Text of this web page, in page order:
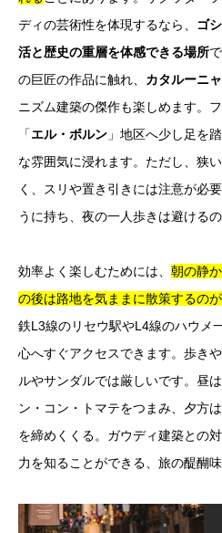
ディの芸術性を体現するなら、
ゴ
活と歴史の重層を体感できる場所
の巨匠の作品に触れ、 カタルーニ
ニズム建築の傑作も楽しめます。
「エル・ボルン 」地区へ少し足を
な雰囲気に浸れます。ただし、狭
く、スリや置き引きには注意が必
うに持ち、夜の一人歩きは避けるの
効率よく楽しむためには、 朝の静
の後は路地を気ままに散策するの
鉄L3線のリセウ駅やL4線のハウメ
心へすぐアクセスできます。歩き
ルやサンダルでは厳しいです。昼
ン・コン・トマテをつまみ、夕方
を締めくくる。ガウディ建築との
力を知ることができる、旅の醍醐